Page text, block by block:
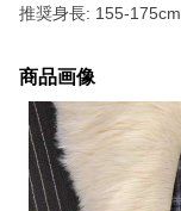
推奨身長: 155-175cm
商品画像